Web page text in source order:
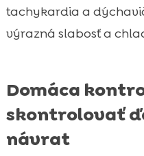
tachykardia a
výrazná slabosť a
Domáca
skontrolovať
návrat